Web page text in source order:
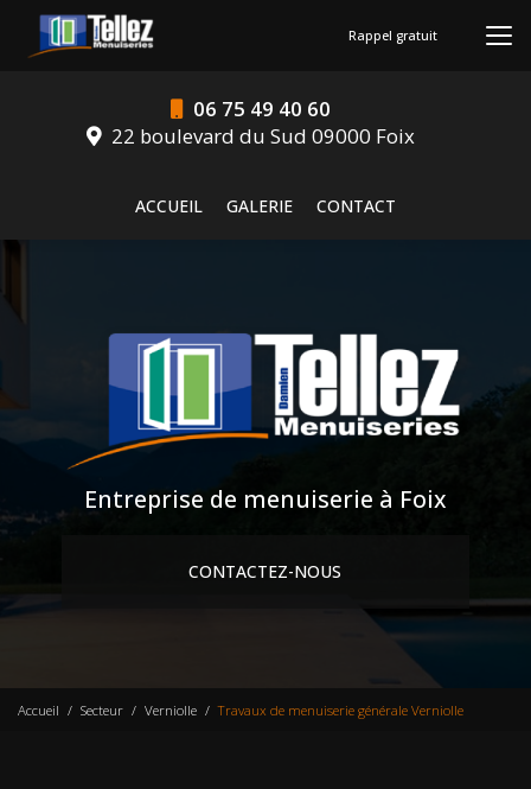
contenu
06 75 49 40 60
22 boulevard du Sud 09000 Foix
ACCUEIL
GALERIE CONTACT
Rappel gratuit
Entreprise de menuiserie à Foix
CONTACTEZ-NOUS
Accueil Secteur Verniolle Travaux de menuiserie générale Verniolle